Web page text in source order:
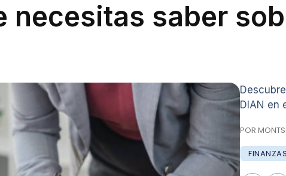
necesitas saber
DIAN en
POR
FINANZAS